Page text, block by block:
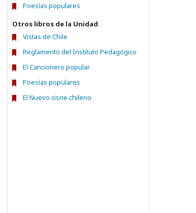
Poesías populares
Otros libros de la Unidad
Vistas de Chile
Reglamento del Instituto Pedagógico
El Cancionero popular
Poesías populares
El Nuevo cisne chileno